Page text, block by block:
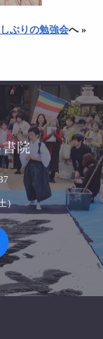
ぶりの勉強会へ »
）